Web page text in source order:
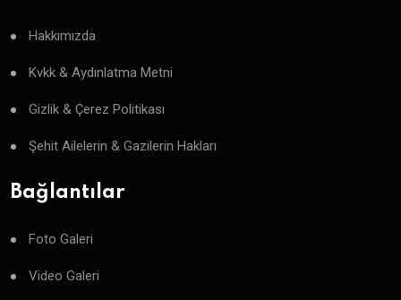
Hakkımızda
Kvkk & Aydınlatma Metni
Gizlik & Çerez Politikası
Şehit Ailelerin & Gazilerin Hakları
Bağlantılar
Foto Galeri
Video Galeri